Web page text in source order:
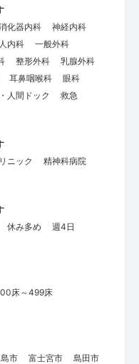
化器内科
神経内科
内科
一般外科
整形外科
乳腺外科
耳鼻咽喉科
眼科
人間ドック
救急
ニック
精神科病院
休み多め
週4日
床～499床
市 富士宮市 島田市